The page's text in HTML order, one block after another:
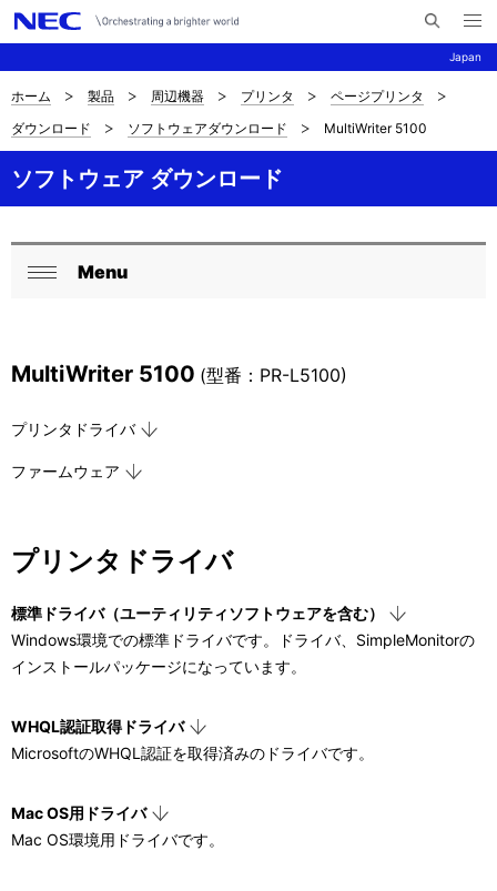
Japan
イ
メ
ニ
ュ
ナ
ビ
ゲ
ー
シ
サ
イ
ト
の
位
置
を
示
て
い
ま
す
。
ホーム 製品 周辺機器 プリンタ
ページプリンタ
ダウンロード
ソフトウェアダウンロード MultiWriter 5100
ソフトウェア ダウンロード
ロ
カ
ナ
ビ
ー
シ
ョ
Menu
MultiWriter 5100 (型番：PR-L5100)
プリンタドライバ
ファームウェア
プリンタドライバ
標準ドライバ（ユーティリティソフトウェアを含む）
Windows環境での標準ドライバです。ドライバ、SimpleMonitorの
インストールパッケージになっています。
WHQL認証取得ドライバ
MicrosoftのWHQL認証を取得済みのドライバです。
Mac OS用ドライバ
Mac OS環境用ドライバです。